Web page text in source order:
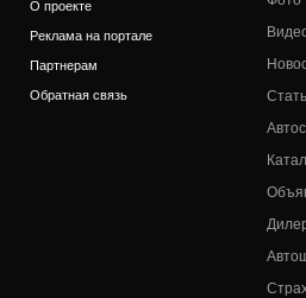
О проекте
Реклама на портале
Партнерам
Обратная связь